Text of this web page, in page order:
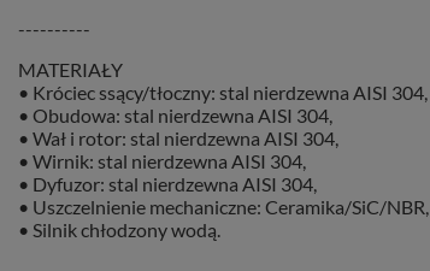
----------
MATERIAŁY
• Króciec ssący/tłoczny: stal nierdzewna AISI 304,
• Obudowa: stal nierdzewna AISI 304,
• Wał i rotor: stal nierdzewna AISI 304,
• Wirnik: stal nierdzewna AISI 304,
• Dyfuzor: stal nierdzewna AISI 304,
• Uszczelnienie mechaniczne: Ceramika/SiC/NBR,
• Silnik chłodzony wodą.